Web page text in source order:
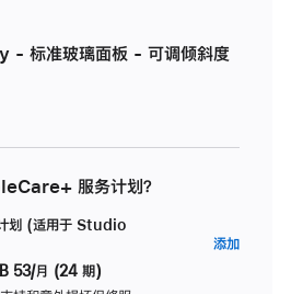
标准玻璃面板 - 可调倾斜度
服务计划？
划 (适用于 Studio
53/月 (24 期)
添加